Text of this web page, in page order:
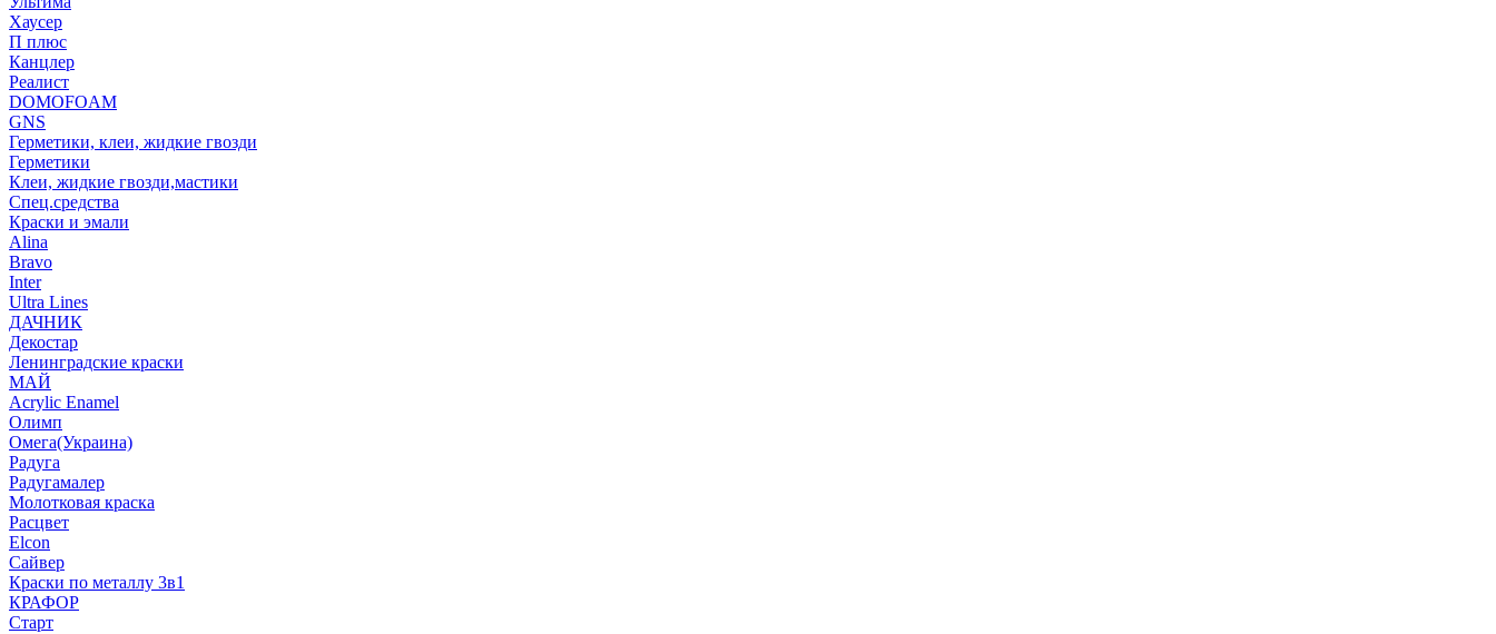
Хаусер
П плюс
Канцлер
Реалист
DOMOFOAM
GNS
Герметики, клеи, жидкие гвозди
Герметики
Клеи, жидкие гвозди,мастики
Спец.средства
Краски и эмали
Alina
Bravo
Inter
Ultra Lines
ДАЧНИК
Декостар
Ленинградские краски
МАЙ
Acrylic Enamel
Олимп
Омега(Украина)
Радуга
Радугамалер
Молотковая краска
Расцвет
Elcon
Сайвер
Краски по металлу 3в1
КРАФОР
Старт